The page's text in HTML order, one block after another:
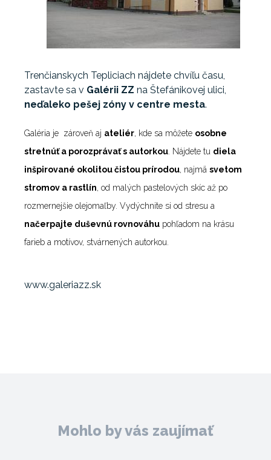
Trenčianskych Tepliciach nájdete chvíľu času,
zastavte sa v Galérii ZZ na Štefánikovej ulici,
neďaleko pešej zóny v centre mesta.
Galéria je zároveň aj ateliér, kde sa môžete osobne
stretnúť a porozprávať s autorkou . Nájdete tu diela
inšpirované okolitou čistou prírodou, najmä svetom
stromov a rastlín, od malých pastelových skíc až po
rozmernejšie olejomaľby. Vydýchnite si od stresu a
načerpajte duševnú rovnováhu pohľadom na krásu
farieb a motívov, stvárnených autorkou.
www.galeriazz.sk
Mohlo by vás zaujímať